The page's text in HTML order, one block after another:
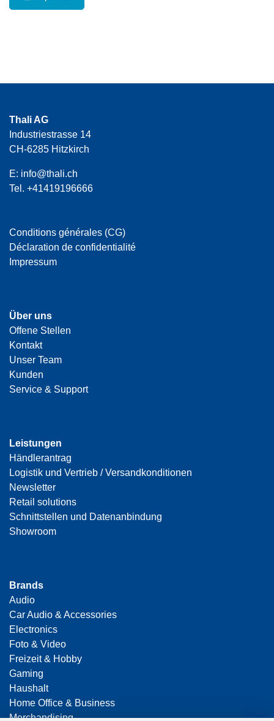
Thali AG
Industriestrasse 14
CH-6285 Hitzkirch
E: info@thali.ch
Tel. +41419196666
Conditions générales (CG)
Déclaration de confidentialité
Impressum
Über uns
Offene Stellen
Kontakt
Unser Team
Kunden
Service & Support
Leistungen
Händlerantrag
Logistik und Vertrieb / Versandkonditionen
Newsletter
Retail solutions
Schnittstellen und Datenanbindung
Showroom
Brands
Audio
Car Audio & Accessories
Electronics
Foto & Video
Freizeit & Hobby
Gaming
Haushalt
Home Office & Business
Merchandising